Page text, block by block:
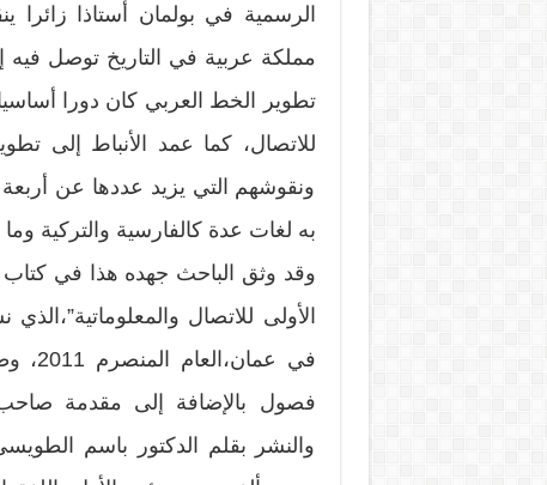
الرسمية في بولمان أستاذا زائرا
مملكة عربية في التاريخ توصل
تطوير الخط العربي كان دورا
للاتصال، كما عمد الأنباط إلى
ونقوشهم التي يزيد عددها عن
به لغات عدة كالفارسية والتركية
وقد وثق الباحث جهده هذا في كتاب
الأولى للاتصال
في
فصول بالإضافة إلى مقدمة صاحب
والنشر بقلم الدكتور باسم